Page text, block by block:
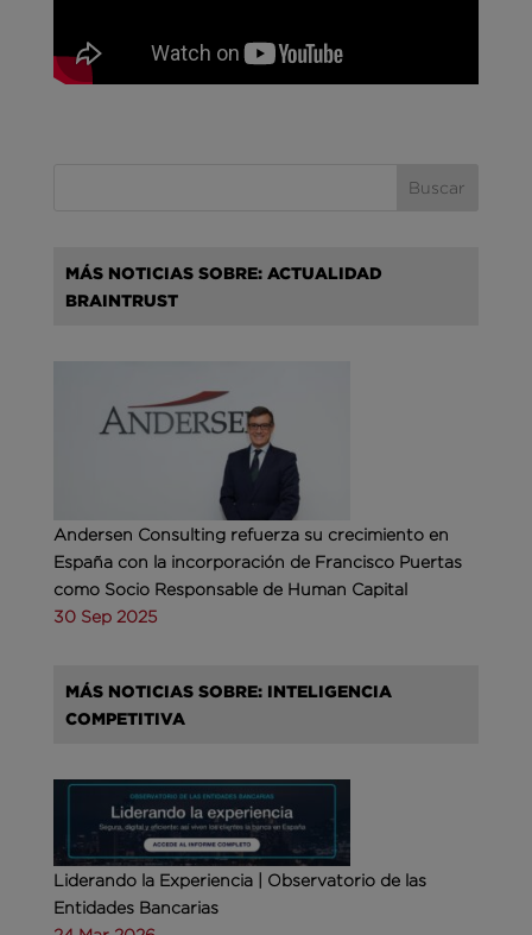
MÁS NOTICIAS SOBRE: ACTUALIDAD
BRAINTRUST
Andersen Consulting refuerza su crecimiento en
España con la incorporación de Francisco Puertas
como Socio Responsable de Human Capital
30 Sep 2025
MÁS NOTICIAS SOBRE: INTELIGENCIA
COMPETITIVA
Liderando la Experiencia | Observatorio de las
Entidades Bancarias